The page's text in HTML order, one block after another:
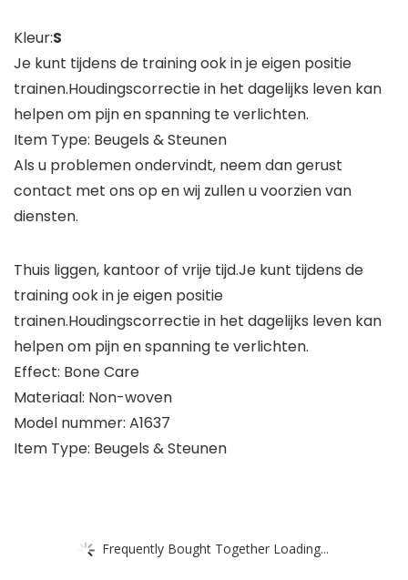
Kleur:S
Je kunt tijdens de training ook in je eigen positie
trainen.Houdingscorrectie in het dagelijks leven kan
helpen om pijn en spanning te verlichten.
Item Type: Beugels & Steunen
Als u problemen ondervindt, neem dan gerust
contact met ons op en wij zullen u voorzien van
diensten.
Thuis liggen, kantoor of vrije tijd.Je kunt tijdens de
training ook in je eigen positie
trainen.Houdingscorrectie in het dagelijks leven kan
helpen om pijn en spanning te verlichten.
Effect: Bone Care
Materiaal: Non-woven
Model nummer: A1637
Item Type: Beugels & Steunen
Frequently Bought Together Loading...